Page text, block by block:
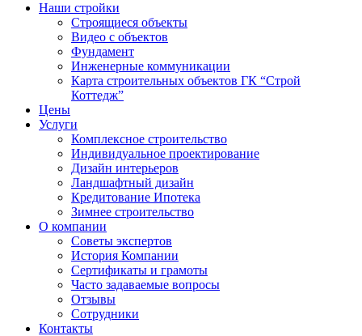
Наши стройки
Строящиеся объекты
Видео с объектов
Фундамент
Инженерные коммуникации
Карта строительных объектов ГК “Строй
Коттедж”
Цены
Услуги
Комплексное строительство
Индивидуальное проектирование
Дизайн интерьеров
Ландшафтный дизайн
Кредитование Ипотека
Зимнее строительство
О компании
Советы экспертов
История Компании
Сертификаты и грамоты
Часто задаваемые вопросы
Отзывы
Сотрудники
Контакты